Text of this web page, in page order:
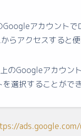
Googleアカウントで
らアクセスすると便
のGoogleアカウン
を選択することができ